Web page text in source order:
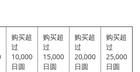
购买超
过
10,000
日圆
购买超
过
15,000
日圆
购买超
过
20,000
日圆
购买超
过
25,000
日圆